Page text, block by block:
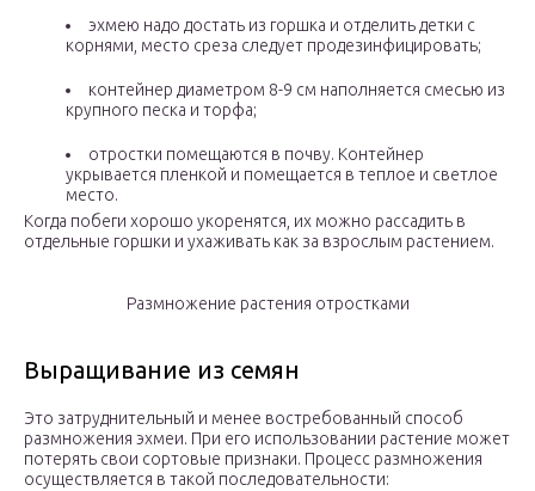
эхмею надо достать из горшка и отделить детки с
корнями, место среза следует продезинфицировать;
контейнер диаметром 8-9 см наполняется смесью из
крупного песка и торфа;
отростки помещаются в почву. Контейнер
укрывается пленкой и помещается в теплое и светлое
место.
Когда побеги хорошо укоренятся, их можно рассадить в
отдельные горшки и ухаживать как за взрослым растением.
Размножение растения отростками
Выращивание из семян
Это затруднительный и менее востребованный способ
размножения эхмеи. При его использовании растение может
потерять свои сортовые признаки. Процесс размножения
осуществляется в такой последовательности: